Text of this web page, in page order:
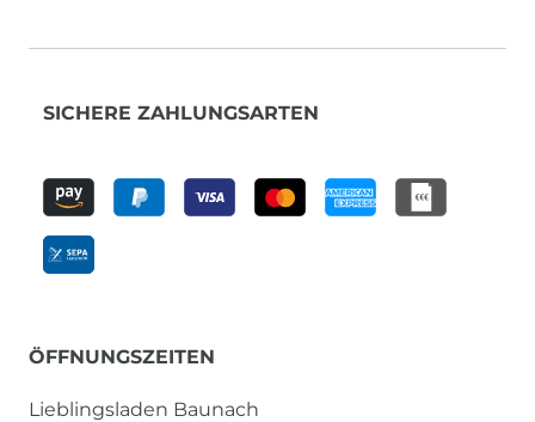
SICHERE ZAHLUNGSARTEN
ÖFFNUNGSZEITEN
Lieblingsladen Baunach